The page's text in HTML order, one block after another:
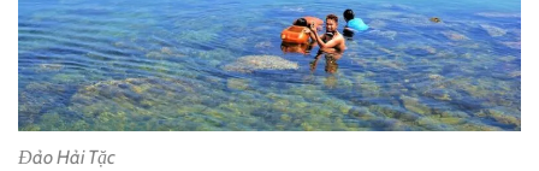
Đảo Hải Tặc